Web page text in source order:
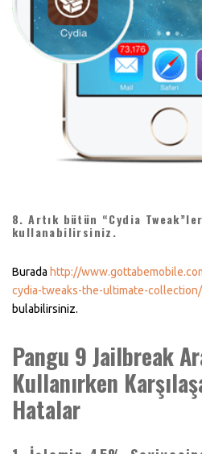
8. Artık bütün “Cydia
kullanabilirsiniz.
Burada http://
cydia-tweaks-the-ultimate-collection/
bulabilirsiniz.
Pangu 9 Jailbreak
Kullanırken
Hatalar